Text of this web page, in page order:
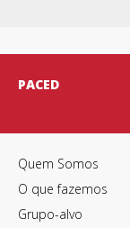
PACED
Quem Somos
O que fazemos
Grupo-alvo